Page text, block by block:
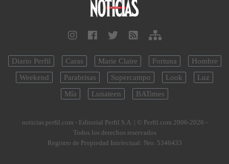
Diario Perfil Caras Marie Claire Fortuna
Hombre
Weekend
Parabrisas Supercampo Look
Luz
Mía
Lunateen BATimes
noticias.perfil.com - Editorial Perfil S.A. | © Perfil.com 2006-2026 -
Todos los derechos reservados
Registro de Propiedad Intelectual: Nro. 5346433